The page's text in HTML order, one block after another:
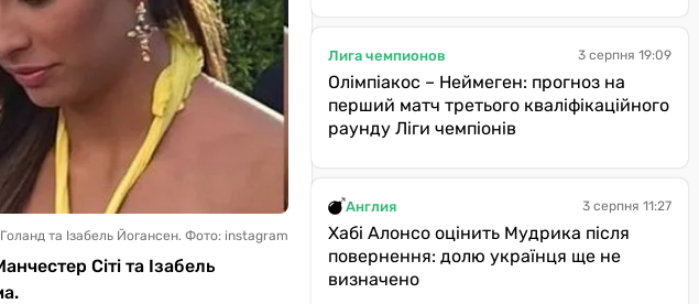
Голанд та Ізабель Йогансен. Фото: instagram
Сіті та Ізабель
Лига чемпионов 3 серпня 19:09
Олімпіакос – Неймеген: прогноз на
перший матч третього кваліфікаційного
раунду Ліги чемпіонів
Англия 3 серпня 11:27
Хабі Алонсо оцінить Мудрика після
повернення: долю українця ще не
визначено